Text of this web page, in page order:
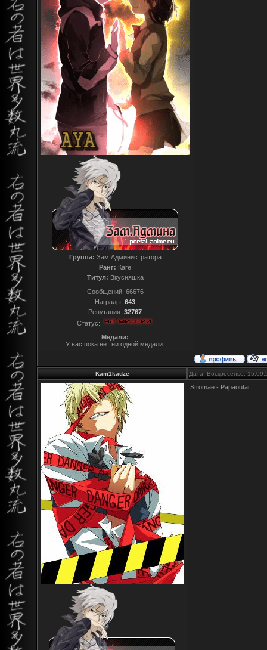
Группа: Зам.Администратора
Ранг: Каге
Титул: Вкусняшка
Сообщений: 66676
Награды: 643
Репутация: 32767
Статус:
Медали:
У вас пока нет ни одной медали.
Kam1kadze Дата: Воскресенье,
Stromae - Papaoutai